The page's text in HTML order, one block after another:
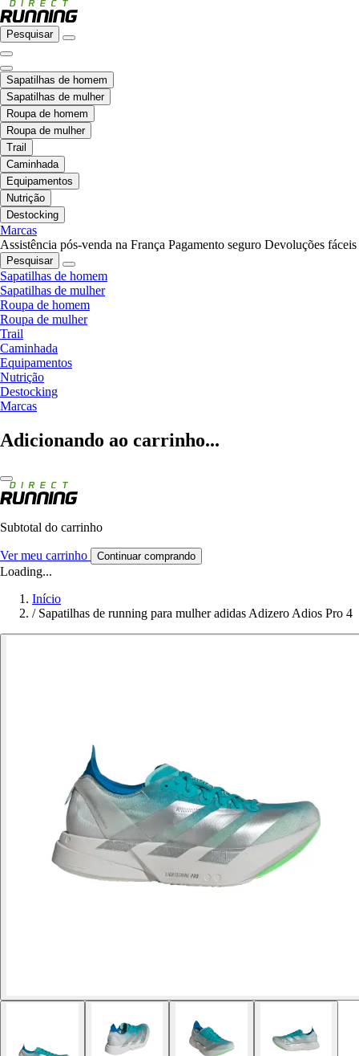
Pesquisar
Sapatilhas de homem
Sapatilhas de mulher
Roupa de homem
Roupa de mulher
Trail
Caminhada
Equipamentos
Nutrição
Destocking
Marcas
Assistência pós-venda na França Pagamento seguro Devoluções fáceis
Pesquisar
Sapatilhas de homem
Sapatilhas de mulher
Roupa de homem
Roupa de mulher
Trail
Caminhada
Equipamentos
Nutrição
Destocking
Marcas
Adicionando ao carrinho...
Subtotal do carrinho
Ver meu carrinho Continuar comprando
Loading...
Início
/ Sapatilhas de running para mulher adidas Adizero Adios Pro 4